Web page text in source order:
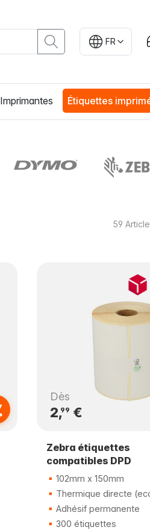
FR
Imprimantes Étiquettes
59
Dès
2,99 €
Zebra étiquettes
compatibles DPD
102mm x 150mm
Thermique directe
Adhésif permanente
300 étiquettes